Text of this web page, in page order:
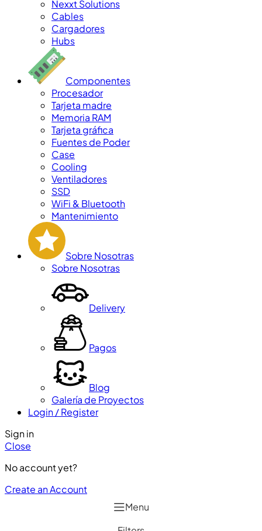
Nexxt Solutions
Cables
Cargadores
Hubs
Componentes
Procesador
Tarjeta madre
Memoria RAM
Tarjeta gráfica
Fuentes de Poder
Case
Cooling
Ventiladores
SSD
WiFi & Bluetooth
Mantenimiento
Sobre Nosotras
Sobre Nosotras
Delivery
Pagos
Blog
Galería de Proyectos
Login / Register
Sign in
Close
No account yet?
Create an Account
Menu